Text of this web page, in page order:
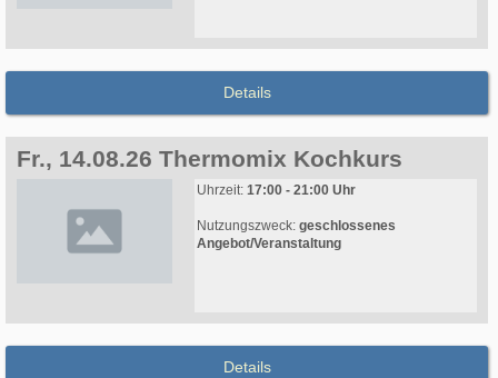
Details
Fr., 14.08.26 Thermomix Kochkurs
Uhrzeit: 17:00 - 21:00 Uhr
Nutzungszweck: geschlossenes
Angebot/Veranstaltung
Details